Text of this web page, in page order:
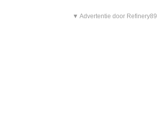
▼ Advertentie door Refinery89